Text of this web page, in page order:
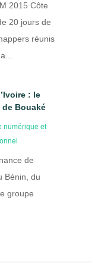
2015 Côte
20 jours de
réunis
: le
Bouaké
numérique et
de
Bénin, du
groupe